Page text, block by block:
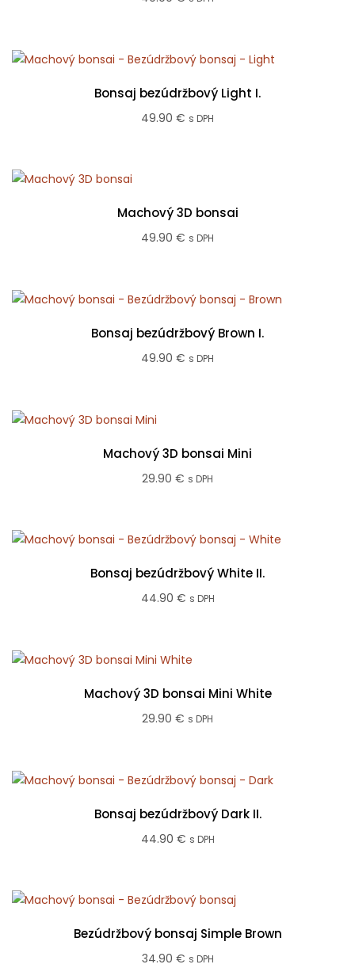
Bonsaj bezúdržbový Light I.
49.90 € s DPH
Machový 3D bonsai
49.90 € s DPH
Bonsaj bezúdržbový Brown I.
49.90 € s DPH
Machový 3D bonsai Mini
29.90 € s DPH
Bonsaj bezúdržbový White II.
44.90 € s DPH
Machový 3D bonsai Mini White
29.90 € s DPH
Bonsaj bezúdržbový Dark II.
44.90 € s DPH
Bezúdržbový bonsaj Simple Brown
34.90 € s DPH